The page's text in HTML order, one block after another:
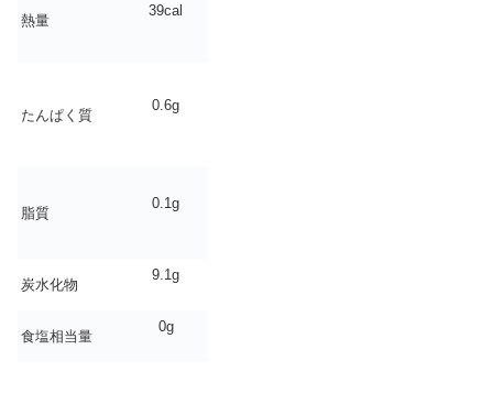
熱量
39cal
たんぱく質
0.6g
脂質
0.1g
炭水化物
9.1g
食塩相当量
0g